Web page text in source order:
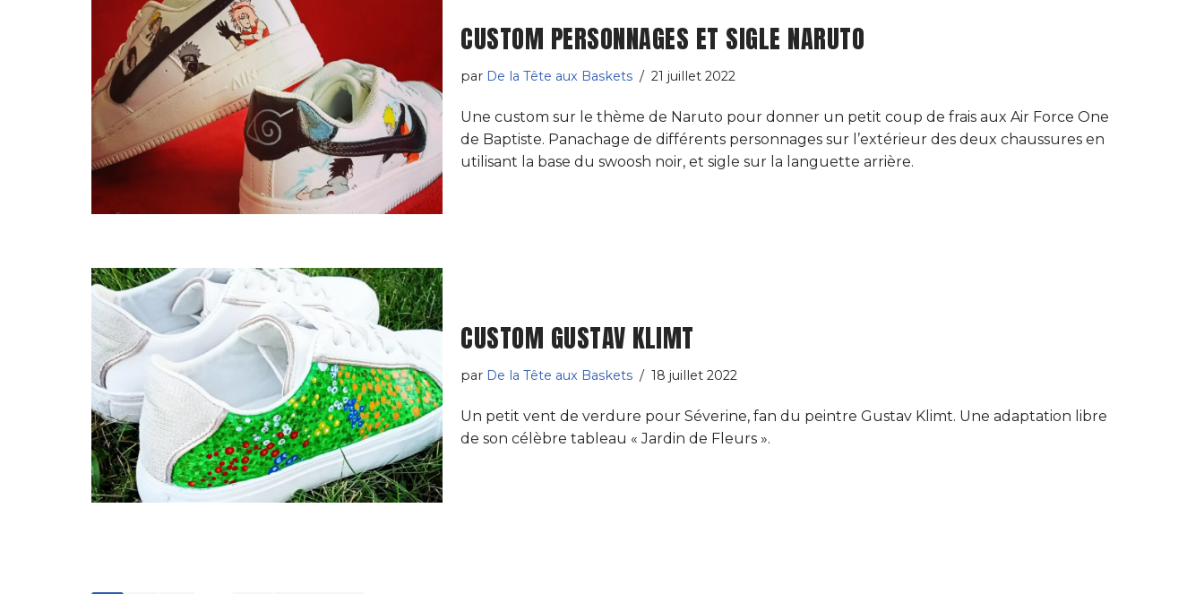
CUSTOM PERSONNAGES ET SIGLE NARUTO
par De la Tête aux Baskets 21 juillet 2022
Une custom sur le thème de Naruto pour donner un petit coup de frais aux Air Force One
de Baptiste. Panachage de différents personnages sur l’extérieur des deux chaussures en
utilisant la base du swoosh noir, et sigle sur la languette arrière.
CUSTOM GUSTAV KLIMT
par De la Tête aux Baskets 18 juillet 2022
Un petit vent de verdure pour Séverine, fan du peintre Gustav Klimt. Une adaptation libre
de son célèbre tableau « Jardin de Fleurs ».